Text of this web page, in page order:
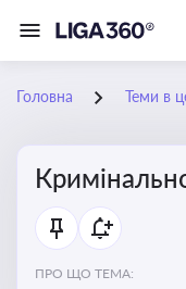
Головна Теми в
ПРО ЩО ТЕМА: